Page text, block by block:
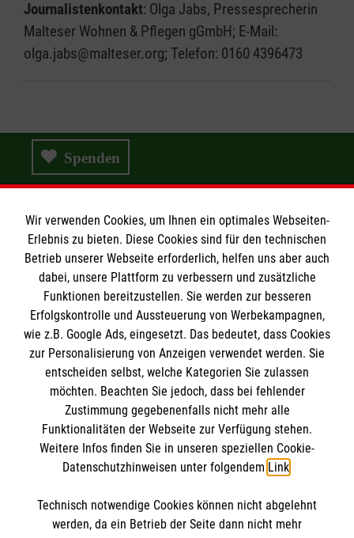
Journalistenkontakt: Olga Jabs, Pressesprecherin
Malteser Wohnen & Pflegen gGmbH; E-Mail:
olga.jabs@malteser.org; Telefon: 0160 4396473
Spenden
Malteser Hospizzentrum
Erwachsene
Gemeinsam trauern
Helfen Sie mit!
Über das Hospizzentrum
Informationen
Kontakt
Datenschutz
Wir verwenden Cookies, um Ihnen ein optimales Webseiten-
Erlebnis zu bieten. Diese Cookies sind für den technischen
Betrieb unserer Webseite erforderlich, helfen uns aber auch
dabei, unsere Plattform zu verbessern und zusätzliche
Funktionen bereitzustellen. Sie werden zur besseren
Erfolgskontrolle und Aussteuerung von Werbekampagnen,
wie z.B. Google Ads, eingesetzt. Das bedeutet, dass Cookies
zur Personalisierung von Anzeigen verwendet werden. Sie
entscheiden selbst, welche Kategorien Sie zulassen
möchten. Beachten Sie jedoch, dass bei fehlender
Zustimmung gegebenenfalls nicht mehr alle
Funktionalitäten der Webseite zur Verfügung stehen.
Weitere Infos finden Sie in unseren speziellen Cookie-
Datenschutzhinweisen unter folgendem Link.
Technisch notwendige Cookies können nicht abgelehnt
werden, da ein Betrieb der Seite dann nicht mehr